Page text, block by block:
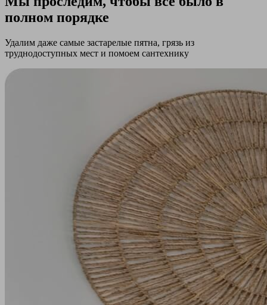
полном порядке
Удалим даже самые застарелые пятна, грязь из
труднодоступных мест и помоем сантехнику